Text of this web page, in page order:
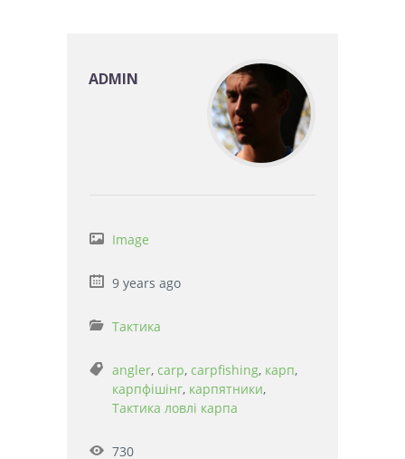
ADMIN
Image
9 years ago
Тактика
angler, carp, carpfishing, карп,
карпфішінг, карпятники,
Тактика ловлі карпа
730